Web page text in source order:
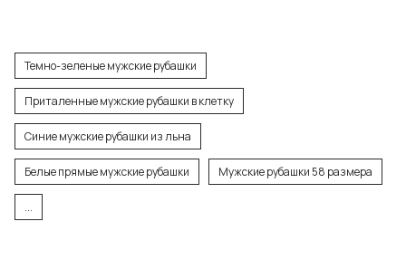
Темно-зеленые мужские рубашки
Приталенные мужские рубашки в клетку
Синие мужские рубашки из льна
Белые прямые мужские рубашки Мужские рубашки 58 размера
...